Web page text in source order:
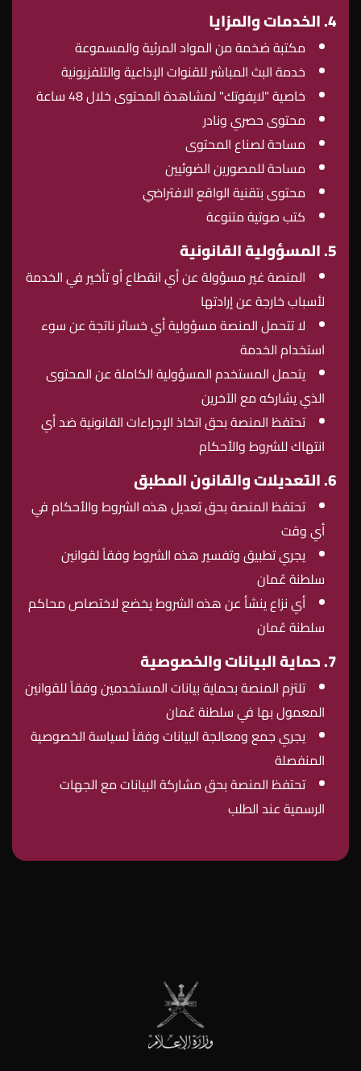
4. الخدمات والمزايا
مكتبة ضخمة من المواد المرئية والمسموعة
خدمة البث المباشر للقنوات الإذاعية والتلفزيونية
خاصية "لايفوتك" لمشاهدة المحتوى خلال 48 ساعة
محتوى حصري ونادر
مساحة لصناع المحتوى
مساحة للمصورين الضوئيين
محتوى بتقنية الواقع الافتراضي
كتب صوتية متنوعة
5. المسؤولية القانونية
المنصة غير مسؤولة عن أي انقطاع أو تأخير في الخدمة
لأسباب خارجة عن إرادتها
لا تتحمل المنصة مسؤولية أي خسائر ناتجة عن سوء
استخدام الخدمة
يتحمل المستخدم المسؤولية الكاملة عن المحتوى
الذي يشاركه مع الآخرين
تحتفظ المنصة بحق اتخاذ الإجراءات القانونية ضد أي
انتهاك للشروط والأحكام
6. التعديلات والقانون المطبق
تحتفظ المنصة بحق تعديل هذه الشروط والأحكام في
أي وقت
يجري تطبيق وتفسير هذه الشروط وفقاً لقوانين
سلطنة عُمان
أي نزاع ينشأ عن هذه الشروط يخضع لاختصاص محاكم
سلطنة عُمان
7. حماية البيانات والخصوصية
تلتزم المنصة بحماية بيانات المستخدمين وفقاً للقوانين
المعمول بها في سلطنة عُمان
يجري جمع ومعالجة البيانات وفقاً لسياسة الخصوصية
المنفصلة
تحتفظ المنصة بحق مشاركة البيانات مع الجهات
الرسمية عند الطلب